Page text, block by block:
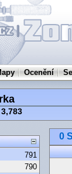
Ocenění
3,783
791
790
0